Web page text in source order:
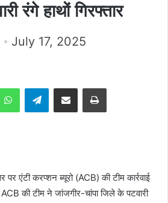
रंगे हाथों गिरफ्तार
July 17, 2025
WhatsAppTelegramShare via Email Print
पर एंटी करप्शन ब्यूरो (ACB) की टीम कार्रवाई
की टीम ने जांजगीर-चांपा जिले के पटवारी